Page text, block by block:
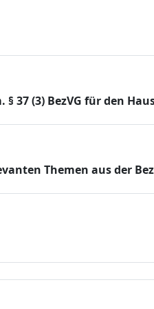
37 (3) BezVG für den
Themen aus der